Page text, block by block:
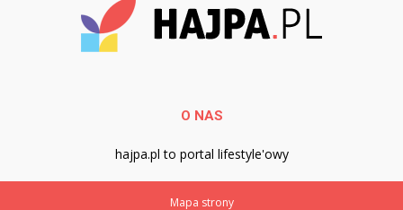
O NAS
hajpa.pl to portal lifestyle'owy
Mapa strony